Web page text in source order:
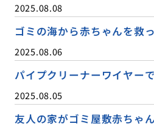
2025.08.08
ゴミの海から赤ちゃんを救
2025.08.06
パイプクリーナーワイヤー
2025.08.05
友人の家がゴミ屋敷赤ちゃ